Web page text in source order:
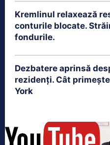
Kremlinul relaxează
conturile blocate.
fondurile.
Dezbatere aprinsă
rezidenți. Cât
York